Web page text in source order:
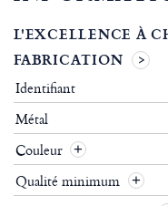
L'EXCELLENCE À
FABRICATION
Identifiant
Métal
Couleur
Qualité minimum